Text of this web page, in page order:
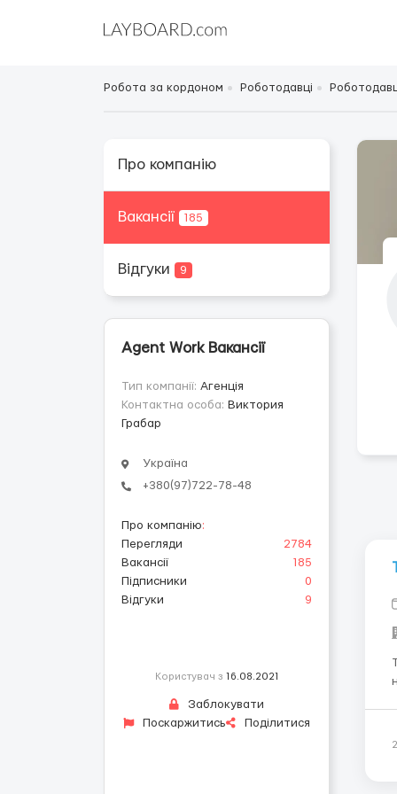
Робота за кордоном Роботодавці
Про компанію
Вакансії 185
Відгуки 9
Agent Work Вакансії
Тип компанії: Агенція
Контактна особа: Виктория
Грабар
Україна
+380(97)722-78-48
Про компанію:
Перегляди
2784
Вакансії
185
Підписники
0
Відгуки
9
Користувач з 16.08.2021
Заблокувати
Поскаржитись
Поділитися
на-